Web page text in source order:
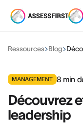
Ressources Blog
MANAGEMENT 8 min
Découvrez
leadership